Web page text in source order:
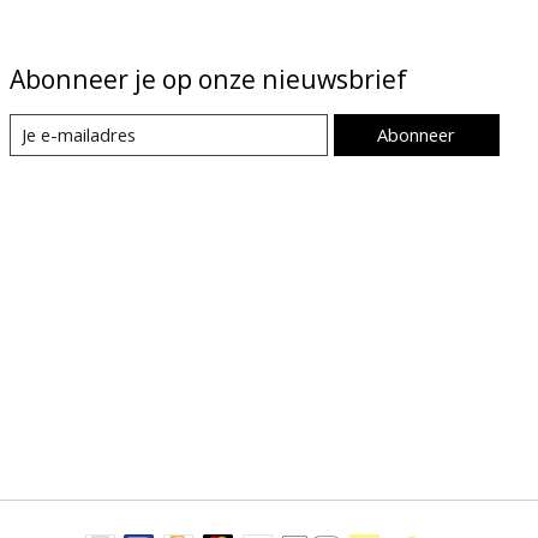
Abonneer je op onze nieuwsbrief
Abonneer